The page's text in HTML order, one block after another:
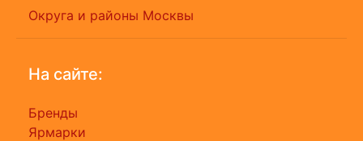
Округа и районы Москвы
На сайте:
Бренды
Ярмарки